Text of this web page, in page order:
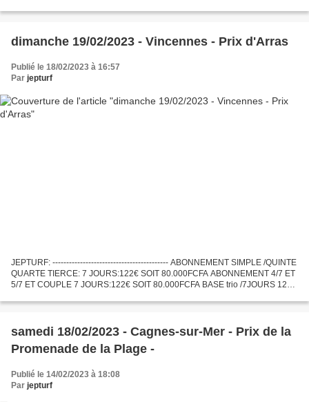
dimanche 19/02/2023 - Vincennes - Prix d'Arras
Publié le 18/02/2023 à 16:57
Par jepturf
JEPTURF: ------------------------------------------ ABONNEMENT SIMPLE /QUINTE
QUARTE TIERCE: 7 JOURS:122€ SOIT 80.000FCFA ABONNEMENT 4/7 ET
5/7 ET COUPLE 7 JOURS:122€ SOIT 80.000FCFA BASE trio /7JOURS 122€
samedi 18/02/2023 - Cagnes-sur-Mer - Prix de la
Promenade de la Plage -
Publié le 14/02/2023 à 18:08
Par jepturf